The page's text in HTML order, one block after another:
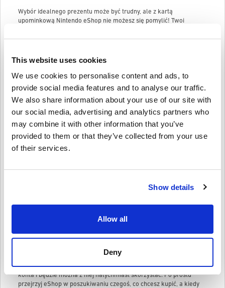
This website uses cookies
We use cookies to personalise content and ads, to
provide social media features and to analyse our traffic.
We also share information about your use of our site with
our social media, advertising and analytics partners who
may combine it with other information that you’ve
provided to them or that they’ve collected from your use
of their services.
Show details
Allow all
Deny
Wybór idealnego prezentu może być trudny, ale z kartą
upominkową Nintendo eShop nie możesz się pomylić! Twoi
zawartości w grach dla swoich ulubionych gier Nintendo Switch i
Dzięki karcie podarunkowej Nintendo eShop twoi znajomi mogą
otrzymać najnowsze gry i dodatki, gdy tylko zostaną wydane. Będą
też mogli skorzystać z
na gry cyfrowe.
Niezależnie od tego, czy interesują sięMario Kart, Zeldą, Splatoon
czy jakąkolwiek inną serią Nintendo, na pewno znajdą coś dla
Oto niektóre nominały kart Nintendo eShop, które możesz kupić:
Karta Nintendo eShop 25 GBP
przejdź do Livecards.net i kup kartę upominkową Nintendo eShop
Zakładając, że masz już konto Nintendo, zaloguj się i przejdź do
Saldo Twojej karty podarunkowej zostanie dodane do Twojego
konta i będzie można z niej natychmiast skorzystać. Po prostu
przejrzyj eShop w poszukiwaniu czegoś, co chcesz kupić, a kiedy